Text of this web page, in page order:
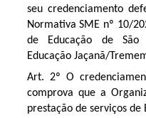
seu credenciamento
Normativa SME nº 10/
de Educação de São
Educação Jaçanã/
Art. 2º O
comprova que a
prestação de serviços de